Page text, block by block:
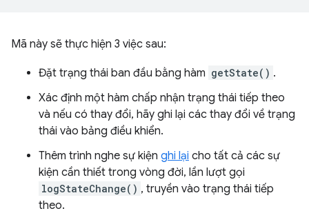
Mã này sẽ thực hiện 3 việc sau:
Đặt trạng thái ban đầu bằng hàm getState() .
Xác định một hàm chấp nhận trạng thái tiếp theo
và nếu có thay đổi, hãy ghi lại các thay đổi về trạng
thái vào bảng điều khiển.
Thêm trình nghe sự kiện ghi lại cho tất cả các sự
kiện cần thiết trong vòng đời, lần lượt gọi
logStateChange() , truyền vào trạng thái tiếp
theo.